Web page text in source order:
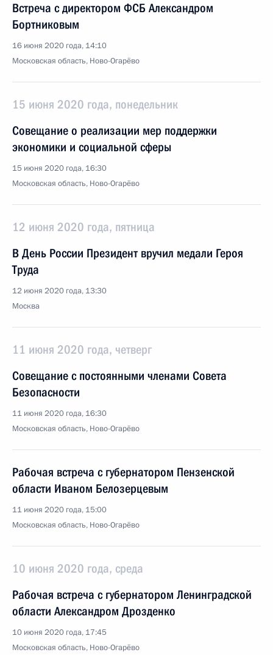
Встреча с директором ФСБ Александром
Бортниковым
16 июня 2020 года, 14:10
Московская область, Ново-Огарёво
15 июня 2020 года, понедельник
Совещание о реализации мер поддержки
экономики и социальной сферы
15 июня 2020 года, 16:30
Московская область, Ново-Огарёво
12 июня 2020 года, пятница
В День России Президент вручил медали Героя
Труда
12 июня 2020 года, 13:30
Москва
11 июня 2020 года, четверг
Совещание с постоянными членами Совета
Безопасности
11 июня 2020 года, 16:30
Московская область, Ново-Огарёво
Рабочая встреча с губернатором Пензенской
области Иваном Белозерцевым
11 июня 2020 года, 15:00
Московская область, Ново-Огарёво
10 июня 2020 года, среда
Рабочая встреча с губернатором Ленинградской
области Александром Дрозденко
10 июня 2020 года, 17:45
Московская область, Ново-Огарёво